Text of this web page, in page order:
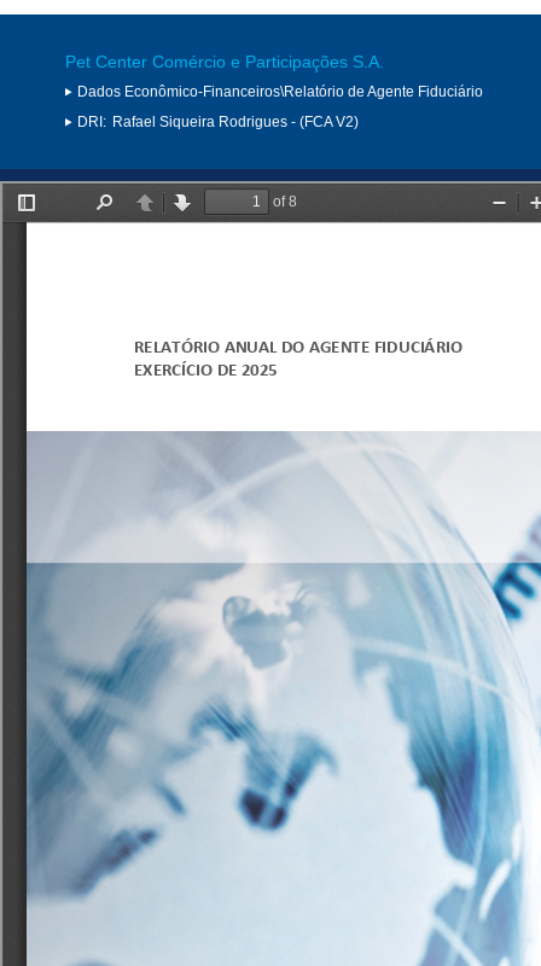
Pet Center Comércio e Participações S.A.
Dados Econômico-Financeiros\Relatório de Agente Fiduciário
DRI: Rafael Siqueira Rodrigues - (FCA V2)